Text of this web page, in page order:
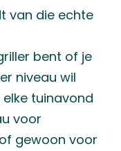
van die echte
bent of je
niveau wil
elke tuinavond
voor
gewoon voor